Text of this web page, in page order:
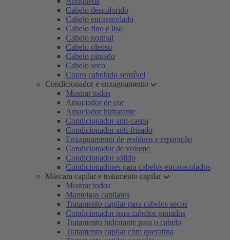
Cabelo descolorido
Cabelo encaracolado
Cabelo fino e liso
Cabelo normal
Cabelo oleoso
Cabelo pintado
Cabelo seco
Couro cabeludo sensível
Condicionador e enxaguamento
Mostrar todos
Amaciador de cor
Amaciador hidratante
Condicionador anti-caspa
Condicionador anti-frisado
Enxaguamento de resíduos e reparação
Condicionador de volume
Condicionador sólido
Condicionadores para cabelos encaracolados
Máscara capilar e tratamento capilar
Mostrar todos
Manteigas capilares
Tratamento capilar para cabelos secos
Condicionador para cabelos pintados
Tratamento hidratante para o cabelo
Tratamento capilar com queratina